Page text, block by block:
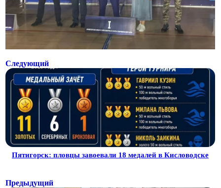
Следующий
Пятигорск: пловцы завоевали 18 медалей в Кисловодске
Предыдущий